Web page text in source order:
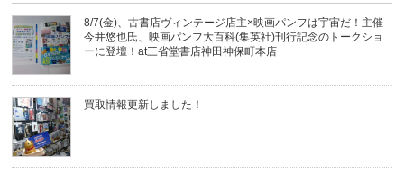
達
へ
メ
ー
ル
で
送
信
(新
し
い
ウ
ィ
ン
ド
ウ
刷
(新
し
い
ウ
ィ
ン
ド
ウ
で
開
き
ま
す)
8/7(金)、古書店ヴィンテージ店主×映画パンフは宇宙だ！主催
今井悠也氏、映画パンフ大百科(集英社)刊行記念のトークショ
ーに登壇！at三省堂書店神田神保町本店
買取情報更新しました！